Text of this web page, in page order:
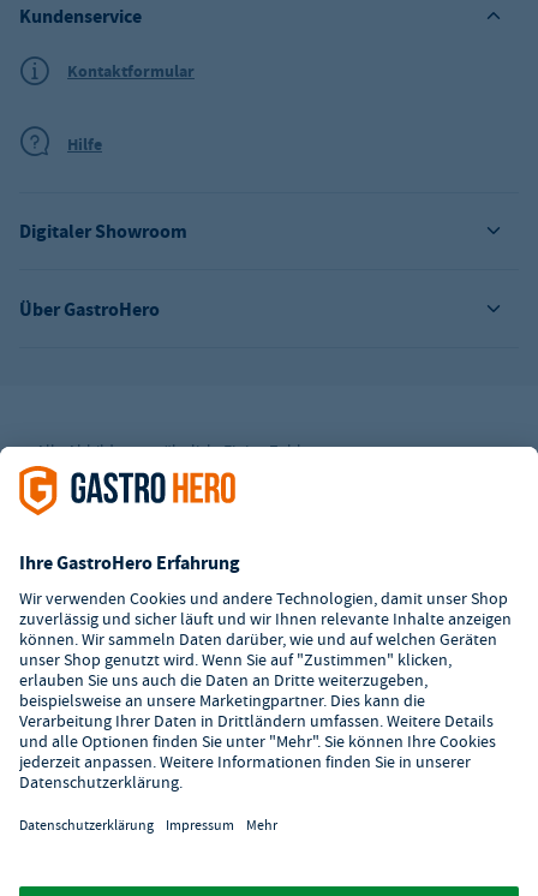
Über GastroHero
Digitaler Showroom
Kundenservice
Kontaktformular
Hilfe
Alle Abbildungen ähnlich. Einige Zahlungsarten
könnenZusatzkostenverursachen.
² Unverbindl. Preisempfehlung des Herstellers
i.H.v. 7,90€ (zzgl. Mwst.)
**Die Tiefpreisgarantie ist nicht mit anderen Aktionen oder
Rabatten kombinierbar.
© 2026 GastroHero - Gastronomiebedarf -